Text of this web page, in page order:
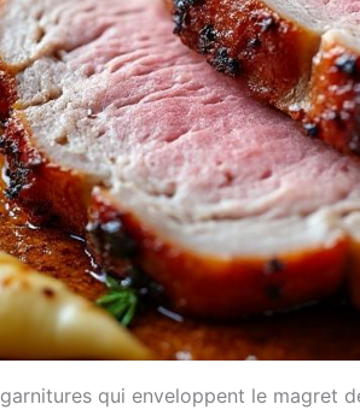
qui enveloppent le magret